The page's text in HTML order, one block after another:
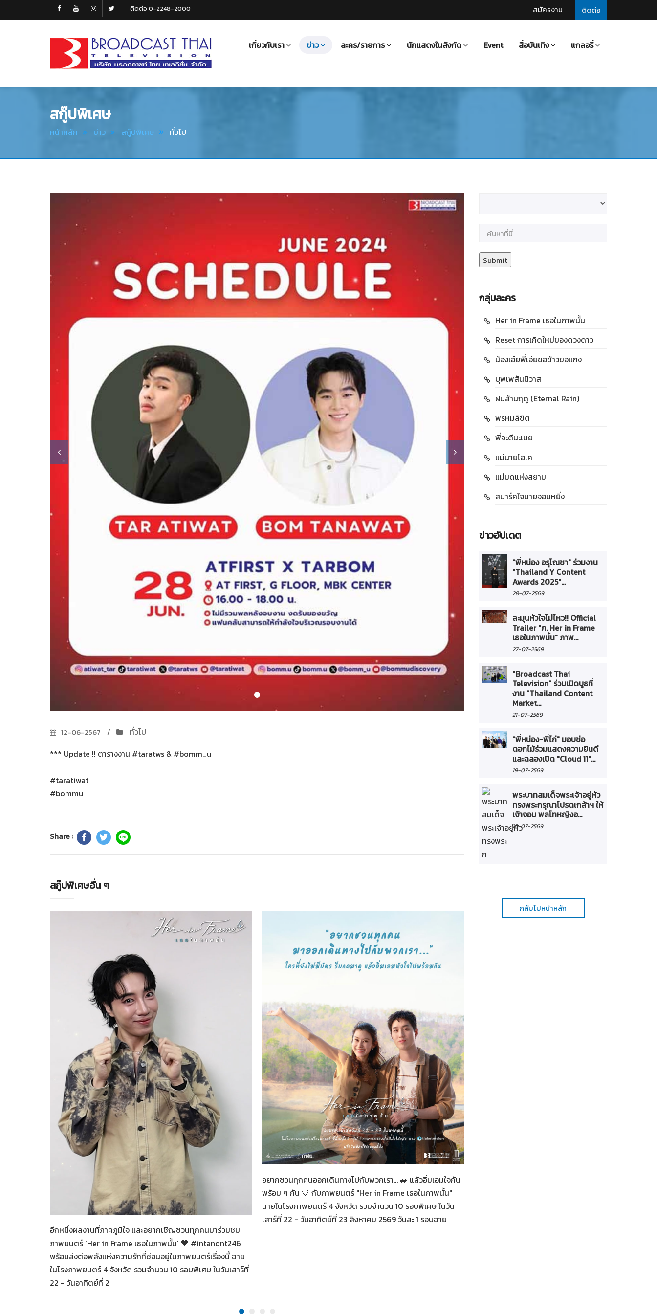
ติดต่อ
สมัครงาน
ติดต่อ 0-2248-2000
Thai
เกี่ยวกับเรา ข่าว ละคร/รายการ นักแสดงในสังกัด Event สื่อบันเทิง แกลอรี่
สกู๊ปพิเศษ
หน้าหลัก ข่าว สกู๊ปพิเศษ ทั่วไป
12-06-2567
ทั่วไป
*** Update !! ตารางงาน #taratws & #bomm_u
#taratiwat
#bommu
Share :
สกู๊ปพิเศษอื่น ๆ
07-08-2569
Her in Frame เธอในภาพนั้น
อีกหนึ่งผลงานที่ภาคภูมิใจ และอยากเชิญชวนทุกคนมาร่วมชม
ภาพยนตร์ 'Her in Frame เธอในภาพนั้น' 💙 #intanont246
พร้อมส่งต่อพลังแห่งความรักที่ซ่อนอยู่ในภาพยนตร์เรื่องนี้ ฉาย
ในโรงภาพยนตร์ 4 จังหวัด รวมจำนวน 10 รอบพิเศษ ในวันเสาร์ที่
22 - วันอาทิตย์ที่ 2
07-08-2569
Her in Frame เธอในภาพนั้น
อยากชวนทุกคนออกเดินทางไปกับพวกเรา... 🚙 แล้วอิ่มเอมใจกัน
พร้อม ๆ กัน 💙 กับภาพยนตร์ "Her in Frame เธอในภาพนั้น"
ฉายในโรงภาพยนตร์ 4 จังหวัด รวมจำนวน 10 รอบพิเศษ ในวัน
เสาร์ที่ 22 - วันอาทิตย์ที่ 23 สิงหาคม 2569 วันละ 1 รอบฉาย
กลุ่มละคร
Her in Frame เธอในภาพนั้น
Reset การเกิดใหม่ของดวงดาว
น้องเอ๋ยพี่เอ่ยขอข้าวขอแกง
บุพเพสันนิวาส
ฝนล้านฤดู (Eternal Rain)
พรหมลิขิต
พี่จะตีนะเนย
แม่นายโอเค
แม่มดแห่งสยาม
สปาร์คใจนายจอมหยิ่ง
ข่าวอัปเดต
"พี่หน่อง อรุโณชา" ร่วมงาน
"Thailand Y Content
Awards 2025"...
28-07-2569
ละมุนหัวใจไม่ไหว!! Official
Trailer "ภ. Her in Frame
เธอในภาพนั้น" ภาพ...
27-07-2569
"Broadcast Thai
Television" ร่วมเปิดบูธที่
งาน "Thailand Content
Market...
21-07-2569
"พี่หน่อง-พี่ไก่" มอบช่อ
ดอกไม้ร่วมแสดงความยินดี
และฉลองเปิด "Cloud 11"...
19-07-2569
พระบาทสมเด็จพระเจ้าอยู่หัว
ทรงพระกรุณาโปรดเกล้าฯ ให้
เจ้าจอม พลโทหญิงอ...
16-07-2569
กลับไปหน้าหลัก